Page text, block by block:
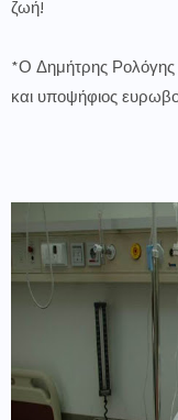
ζωή!
*Ο Δημήτρης Ρολόγης
και υποψήφιος